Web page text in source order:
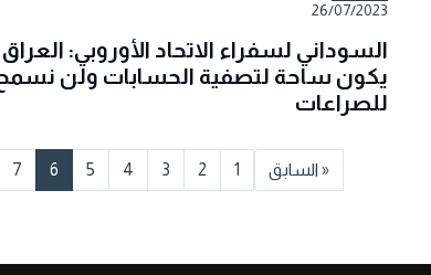
26/07/2023
السوداني لسفراء الاتحاد الأوروبي:
يكون ساحة لتصفية الحسابات ولن
للصراعات
« السابق 1
2
3
4
5
6
7